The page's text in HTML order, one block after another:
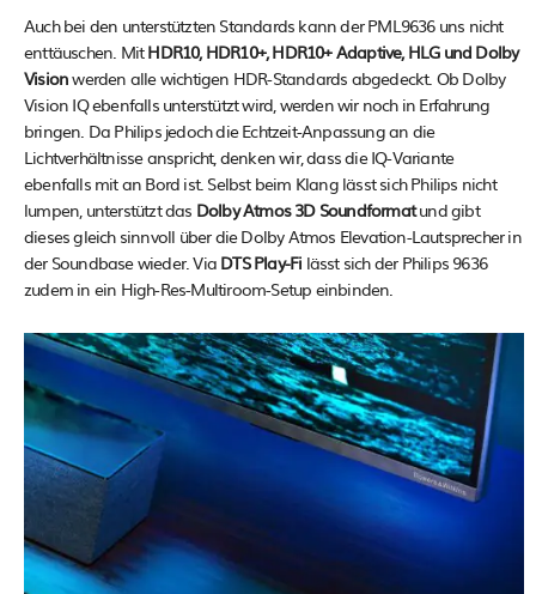
Auch bei den unterstützten Standards kann der PML9636 uns nicht
enttäuschen. MitHDR10, HDR10+, HDR10+ Adaptive, HLG und Dolby
Visionwerden alle wichtigen HDR-Standards abgedeckt. Ob Dolby
Vision IQ ebenfalls unterstützt wird, werden wir noch in Erfahrung
bringen. Da Philips jedoch die Echtzeit-Anpassung an die
Lichtverhältnisse anspricht, denken wir, dass die IQ-Variante
ebenfalls mit an Bord ist. Selbst beim Klang lässt sich Philips nicht
lumpen, unterstützt das Dolby Atmos 3D Soundformatund gibt
dieses gleich sinnvoll über die Dolby Atmos Elevation-Lautsprecher in
der Soundbase wieder. Via DTS Play-Fi lässt sich der Philips 9636
zudem in ein High-Res-Multiroom-Setup einbinden.